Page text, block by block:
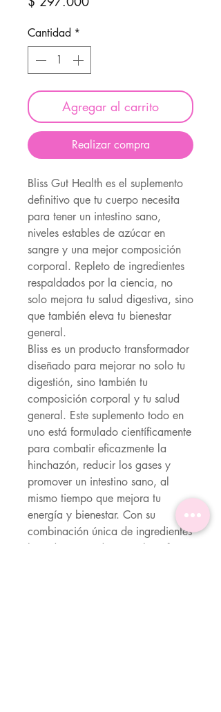
Cantidad *
Agregar al carrito
Realizar compra
Bliss Gut Health es el suplemento
definitivo que tu cuerpo necesita
para tener un intestino sano,
niveles estables de azúcar en
sangre y una mejor composición
corporal. Repleto de ingredientes
respaldados por la ciencia, no
solo mejora tu salud digestiva, sino
que también eleva tu bienestar
general.
Bliss es un producto transformador
diseñado para mejorar no solo tu
digestión, sino también tu
composición corporal y tu salud
general. Este suplemento todo en
uno está formulado científicamente
para combatir eficazmente la
hinchazón, reducir los gases y
promover un intestino sano, al
mismo tiempo que mejora tu
energía y bienestar. Con su
combinación única de ingredientes
basados ​​en evidencia, Bliss ofrece